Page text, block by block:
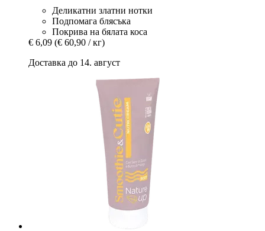
Деликатни златни нотки
Подпомага блясъка
Покрива на бялата коса
€ 6,09 (€ 60,90 / кг)
Доставка до 14. август